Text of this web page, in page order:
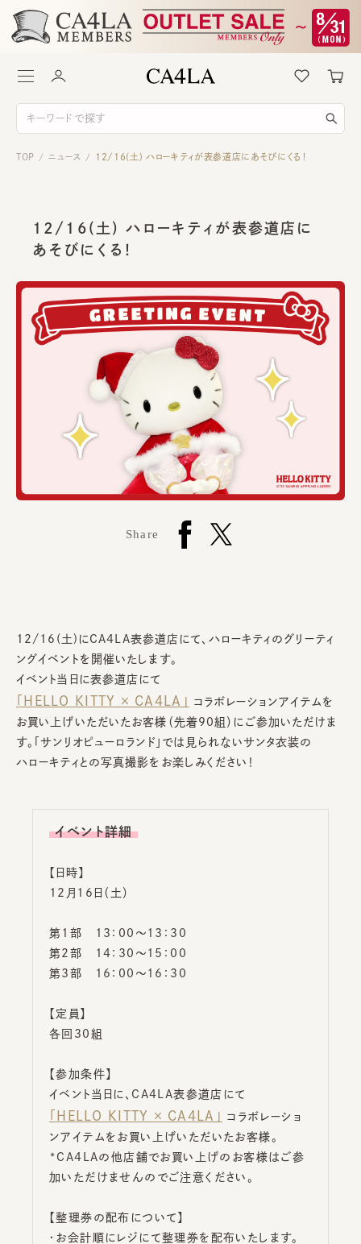
TOP / ニュース / 12/16(土) ハローキティが表参道店にあそびにくる！
12/16(土) ハローキティが表参道店に
あそびにくる！
Share
12/16(土)にCA4LA表参道店にて、ハローキティのグリーティ
ングイベントを開催いたします。
イベント当日に表参道店にて
「HELLO KITTY × CA4LA」
コラボレーションアイテムを
お買い上げいただいたお客様（先着90組）にご参加いただけま
す。「サンリオピューロランド」では見られないサンタ衣装の
ハローキティとの写真撮影をお楽しみください！
イベント詳細
【日時】
12月16日（土）
第1部 13：00～13：30
第2部 14：30～15：00
第3部 16：00～16：30
【定員】
各回30組
【参加条件】
イベント当日に、CA4LA表参道店にて
「HELLO KITTY × CA4LA」
コラボレーショ
ンアイテムをお買い上げいただいたお客様。
*CA4LAの他店舗でお買い上げのお客様はご参
加いただけませんのでご注意ください。
【整理券の配布について】
・お会計順にレジにて整理券を配布いたします。